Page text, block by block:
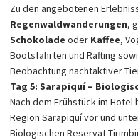
Zu den angebotenen
Regenwaldwanderungen,
Schokolade oder Kaffee,
Bootsfahrten und Rafting
Beobachtung nachtaktiver
Tag 5: Sarapiquí –
Nach dem Frühstück im
Region Sarapiquí vor und
Biologischen Reservat